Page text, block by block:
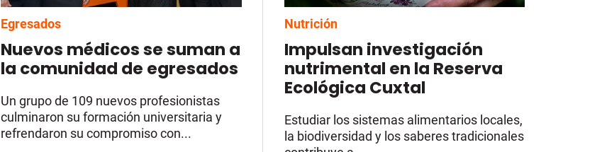
Egresados
Nuevos médicos se suman a
la comunidad de egresados
Un grupo de 109 nuevos profesionistas
culminaron su formación universitaria y
refrendaron su compromiso con...
Nutrición
Impulsan investigación
nutrimental en la Reserva
Ecológica Cuxtal
Estudiar los sistemas alimentarios locales,
la biodiversidad y los saberes tradicionales